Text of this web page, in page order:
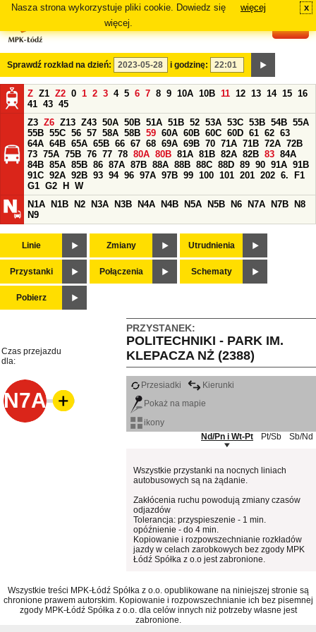
Nasza strona wykorzystuje pliki cookie. Dowiedz się
więcej.
więcej x
Sprawdź rozkład na dzień: i godzinę:
Z Z1 Z2 0 1 2 3 4 5 6 7 8 9 10A 10B 11 12 13 14 15 16
41 43 45
Z3 Z6 Z13 Z43 50A 50B 51A 51B 52 53A 53C 53B 54B 55A
55B 55C 56 57 58A 58B 59 60A 60B 60C 60D 61 62 63
64A 64B 65A 65B 66 67 68 69A 69B 70 71A 71B 72A 72B
73 75A 75B 76 77 78 80A 80B 81A 81B 82A 82B 83 84A
84B 85A 85B 86 87A 87B 88A 88B 88C 88D 89 90 91A 91B
91C 92A 92B 93 94 96 97A 97B 99 100 101 201 202 6.
F1
G1 G2 H
W
N1A
N1B N2 N3A N3B N4A N4B N5A N5B N6 N7A N7B
N8
N9
Linie Zmiany Utrudnienia
Przystanki Połączenia Schematy
Pobierz
PRZYSTANEK:
POLITECHNIKI - PARK IM.
KLEPACZA NŻ (2388)
Czas przejazdu
dla:
N7A
Przesiadki
Kierunki
Pokaż na mapie
ikony
Nd/Pn i Wt-Pt
Pt/Sb Sb/Nd
Wszystkie przystanki na nocnych liniach
autobusowych są na żądanie.
Zakłócenia ruchu powodują zmiany czasów
odjazdów
Tolerancja: przyspieszenie - 1 min.
opóźnienie - do 4 min.
Kopiowanie i rozpowszechnianie rozkładów
jazdy w celach zarobkowych bez zgody MPK
Łódź Spółka z o.o jest zabronione.
Wszystkie treści MPK-Łódź Spółka z o.o. opublikowane na niniejszej stronie są
chronione prawem autorskim. Kopiowanie i rozpowszechnianie ich bez pisemnej
zgody MPK-Łódź Spółka z o.o. dla celów innych niż potrzeby własne jest
zabronione.